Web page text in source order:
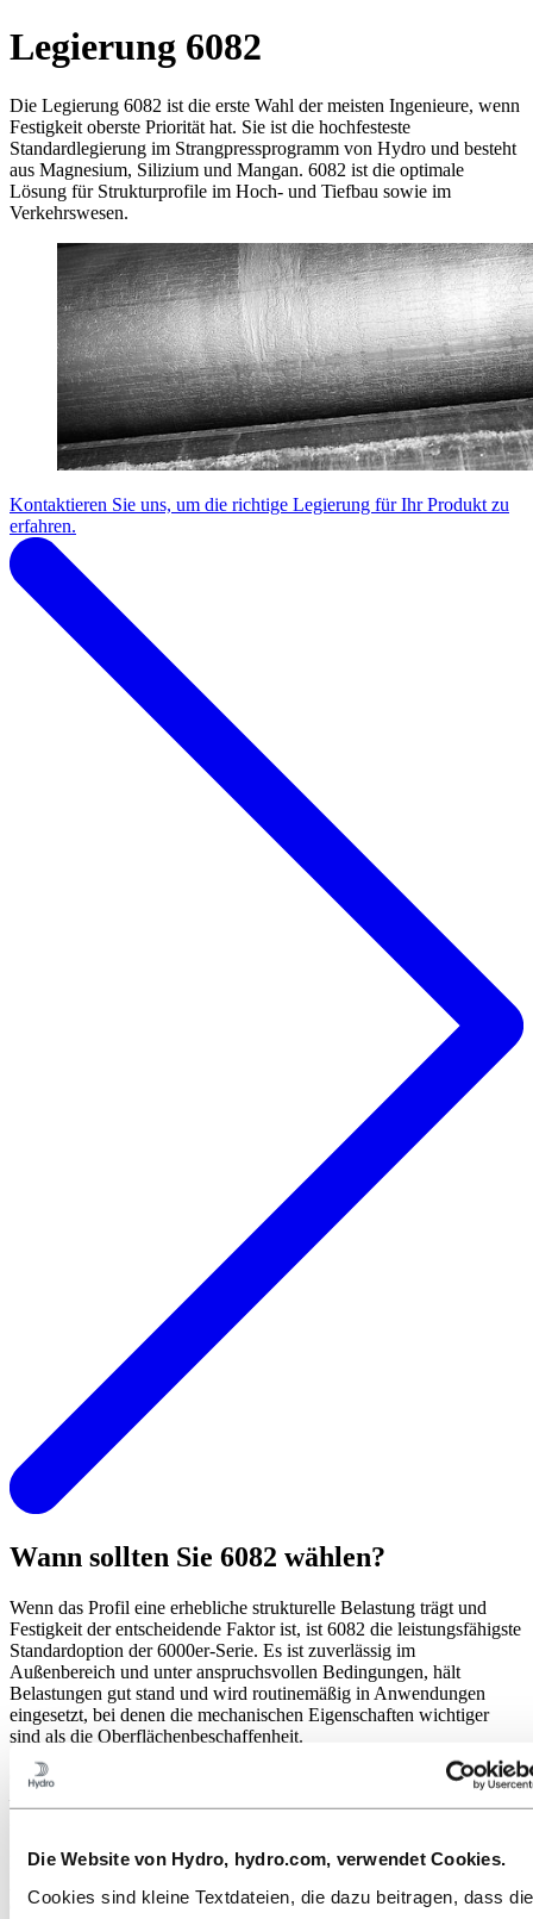
Die Website von Hydro, hydro.com, verwendet Cookies.
Cookies sind kleine Textdateien, die dazu beitragen, dass
Legierung 6082
Die Legierung 6082 ist die erste Wahl der meisten Ingenieure, wenn
Festigkeit oberste Priorität hat. Sie ist die hochfesteste
Standardlegierung im Strangpressprogramm von Hydro und besteht
aus Magnesium, Silizium und Mangan. 6082 ist die optimale
Lösung für Strukturprofile im Hoch- und Tiefbau sowie im
Verkehrswesen.
Kontaktieren Sie uns, um die richtige Legierung für Ihr Produkt zu
erfahren.
Wann sollten Sie 6082 wählen?
Wenn das Profil eine erhebliche strukturelle Belastung trägt und
Festigkeit der entscheidende Faktor ist, ist 6082 die leistungsfähigste
Standardoption der 6000er-Serie. Es ist zuverlässig im
Außenbereich und unter anspruchsvollen Bedingungen, hält
Belastungen gut stand und wird routinemäßig in Anwendungen
eingesetzt, bei denen die mechanischen Eigenschaften wichtiger
sind als die Oberflächenbeschaffenheit.
6082 bietet gegenüber Legierungen wie 6061 eine höhere Festigkeit
Nachbearbeitungen erfordert. Bei Profilen, bei denen Aussehen und
die geeigneteren Alternativen.